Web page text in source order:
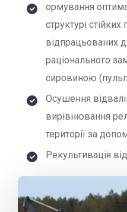
ормування
структурі стійких
відпрацьованих
раціонального
сировиною
Осушення
вирівнювання
території за
Рекультивація